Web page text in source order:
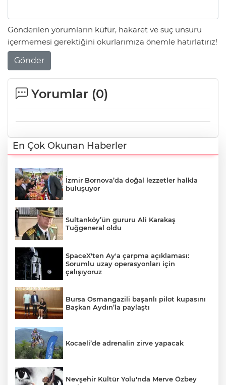
Gönderilen yorumların küfür, hakaret ve suç unsuru
içermemesi gerektiğini okurlarımıza önemle hatırlatırız!
Gönder
Yorumlar (0)
En Çok Okunan Haberler
İzmir Bornova’da doğal lezzetler halkla
buluşuyor
Sultanköy’ün gururu Ali Karakaş
Tuğgeneral oldu
SpaceX'ten Ay'a çarpma açıklaması:
Sorumlu uzay operasyonları için
çalışıyoruz
Bursa Osmangazili başarılı pilot kupasını
Başkan Aydın’la paylaştı
Kocaeli’de adrenalin zirve yapacak
Nevşehir Kültür Yolu'nda Merve Özbey